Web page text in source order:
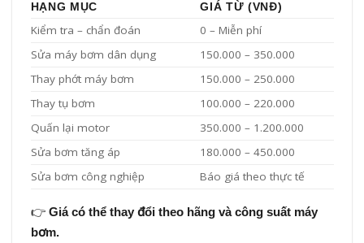
HẠNG MỤC GIÁ TỪ (VNĐ)
Kiểm tra – chẩn đoán
0 – Miễn phí
Sửa máy bơm dân dụng
150.000 – 350.000
Thay phớt máy bơm
150.000 – 250.000
Thay tụ bơm
100.000 – 220.000
Quấn lại motor
350.000 – 1.200.000
Sửa bơm tăng áp
180.000 – 450.000
Sửa bơm công nghiệp
Báo giá theo thực tế
👉 Giá có thể thay đổi theo hãng và công suất máy
bơm.